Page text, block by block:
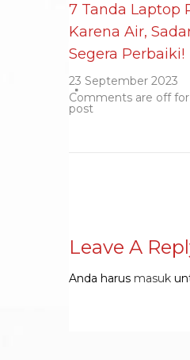
7 Tanda Laptop
Karena Air,
Segera Perbaiki!
23 September 2023
Comments are off
post
Leave A
Anda harus masuk